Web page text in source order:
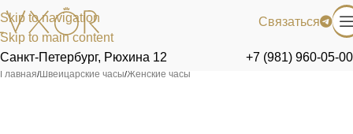
Skip to navigation
Skip to main content
Связаться
Санкт-Петербург, Рюхина 12 +7 (981) 960-05-00
Главная/Швейцарские часы/Женские часы